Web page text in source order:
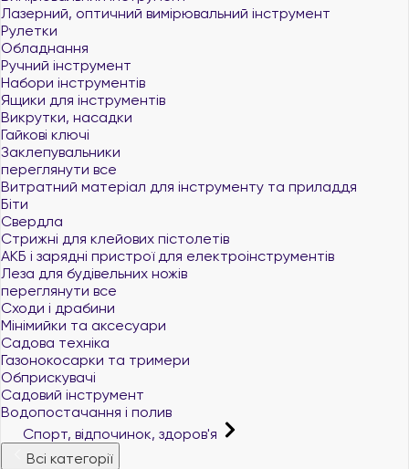
Лазерний, оптичний вимірювальний інструмент
Рулетки
Обладнання
Ручний інструмент
Набори інструментів
Ящики для інструментів
Викрутки, насадки
Гайкові ключі
Заклепувальники
переглянути все
Витратний матеріал для інструменту та приладдя
Біти
Свердла
Стрижні для клейових пістолетів
АКБ і зарядні пристрої для електроінструментів
Леза для будівельних ножів
переглянути все
Сходи і драбини
Мінімийки та аксесуари
Садова техніка
Газонокосарки та тримери
Обприскувачі
Садовий інструмент
Водопостачання і полив
Спорт, відпочинок, здоров'я
Всі категорії